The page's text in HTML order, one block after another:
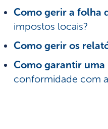
Como gerir a folha
impostos locais?
Como gerir os
Como garantir
conformidade com